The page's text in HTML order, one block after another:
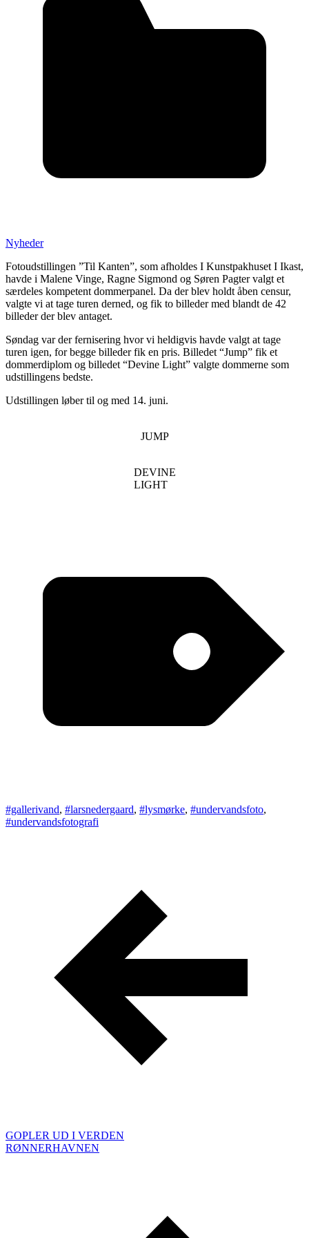
Posted
:
Nyheder
Fotoudstillingen ”Til Kanten”, som afholdes I Kunstpakhuset I Ikast,
havde i Malene Vinge, Ragne Sigmond og Søren Pagter valgt et
særdeles kompetent dommerpanel. Da der blev holdt åben censur,
valgte vi at tage turen derned, og fik to billeder med blandt de 42
billeder der blev antaget.
Søndag var der fernisering hvor vi heldigvis havde valgt at tage
turen igen, for begge billeder fik en pris. Billedet “Jump” fik et
dommerdiplom og billedet “Devine Light” valgte dommerne som
udstillingens bedste.
Udstillingen løber til og med 14. juni.
JUMP
DEVINE
LIGHT
#gallerivand, #larsnedergaard, #lysmørke, #undervandsfoto,
#undervandsfotografi
GOPLER UD I VERDEN
RØNNERHAVNEN